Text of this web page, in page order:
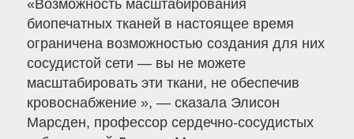
«Возможность масштабирования
биопечатных тканей в настоящее время
ограничена возможностью создания для них
сосудистой сети — вы не можете
масштабировать эти ткани, не обеспечив
кровоснабжение », — сказала Элисон
Марсден, профессор сердечно-сосудистых